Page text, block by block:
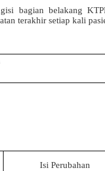
bagian belakang
terakhir setiap kali
Isi Perubahan